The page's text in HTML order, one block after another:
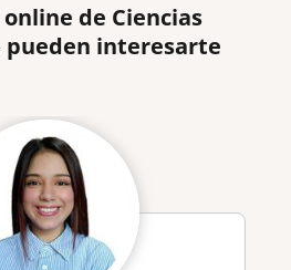
de Ciencias
interesarte